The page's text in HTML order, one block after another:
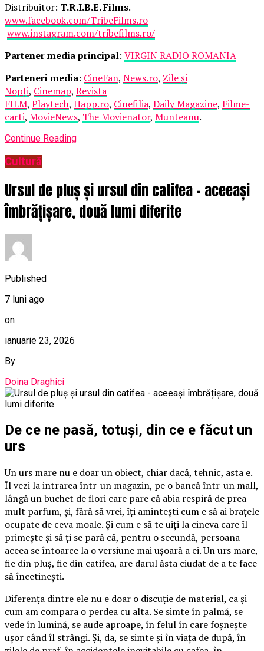
Distribuitor: T.R.I.B.E. Films.
www.facebook.com/TribeFilms.ro–
www.instagram.com/tribefilms.ro/
Partener media principal: VIRGIN RADIO ROMANIA
Parteneri media: CineFan, News.ro, Zile și
Nopți, Cinemap, Revista
FILM, Playtech, Happ.ro, Cinefilia, Daily Magazine, Filme-
carti, MovieNews, The Movienator, Munteanu.
Continue Reading
Cultură
Ursul de pluș și ursul din catifea – aceeași
îmbrățișare, două lumi diferite
Published
7 luni ago
on
ianuarie 23, 2026
By
Doina Draghici
De ce ne pasă, totuși, din ce e făcut un
urs
Un urs mare nu e doar un obiect, chiar dacă, tehnic, asta e.
Îl vezi la intrarea într-un magazin, pe o bancă într-un mall,
lângă un buchet de flori care pare că abia respiră de prea
mult parfum, și, fără să vrei, îți amintești cum e să ai brațele
ocupate de ceva moale. Și cum e să te uiți la cineva care îl
primește și să ți se pară că, pentru o secundă, persoana
aceea se întoarce la o versiune mai ușoară a ei. Un urs mare,
fie din pluș, fie din catifea, are darul ăsta ciudat de a te face
să încetinești.
Diferența dintre ele nu e doar o discuție de material, ca și
cum am compara o perdea cu alta. Se simte în palmă, se
vede în lumină, se aude aproape, în felul în care foșnește
ușor când îl strângi. Și, da, se simte și în viața de după, în